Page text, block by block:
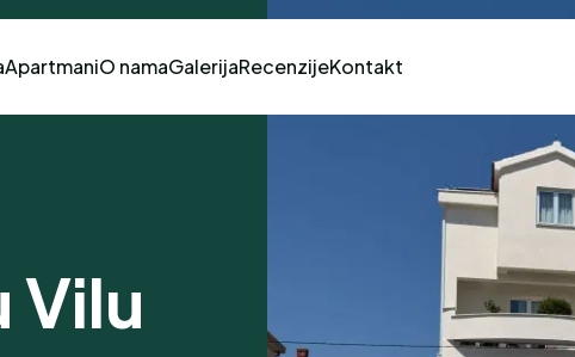
ApartmaniO namaGalerijaRecenzijeKontakt
Vilu